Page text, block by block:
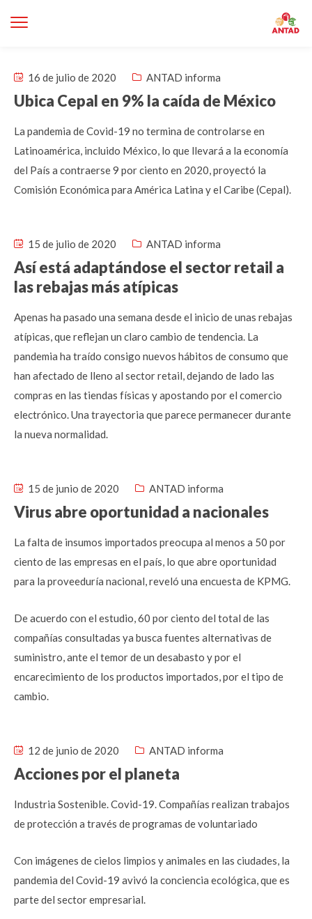
16 de julio de 2020 ANTAD informa
Ubica Cepal en 9% la caída de México
La pandemia de Covid-19 no termina de controlarse en
Latinoamérica, incluido México, lo que llevará a la economía
del País a contraerse 9 por ciento en 2020, proyectó la
Comisión Económica para América Latina y el Caribe (Cepal).
15 de julio de 2020 ANTAD informa
Así está adaptándose el sector retail a
las rebajas más atípicas
Apenas ha pasado una semana desde el inicio de unas rebajas
atípicas, que reflejan un claro cambio de tendencia. La
pandemia ha traído consigo nuevos hábitos de consumo que
han afectado de lleno al sector retail, dejando de lado las
compras en las tiendas físicas y apostando por el comercio
electrónico. Una trayectoria que parece permanecer durante
la nueva normalidad.
15 de junio de 2020 ANTAD informa
Virus abre oportunidad a nacionales
La falta de insumos importados preocupa al menos a 50 por
ciento de las empresas en el país, lo que abre oportunidad
para la proveeduría nacional, reveló una encuesta de KPMG.
De acuerdo con el estudio, 60 por ciento del total de las
compañías consultadas ya busca fuentes alternativas de
suministro, ante el temor de un desabasto y por el
encarecimiento de los productos importados, por el tipo de
cambio.
12 de junio de 2020 ANTAD informa
Acciones por el planeta
Industria Sostenible. Covid-19. Compañías realizan trabajos
de protección a través de programas de voluntariado
Con imágenes de cielos limpios y animales en las ciudades, la
pandemia del Covid-19 avivó la conciencia ecológica, que es
parte del sector empresarial.